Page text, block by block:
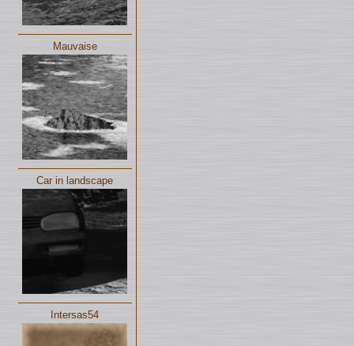
Mauvaise
Car in landscape
Intersas54